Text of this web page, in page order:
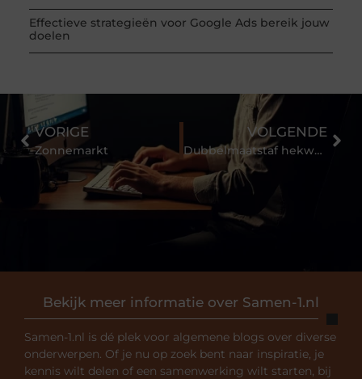
Effectieve strategieën voor Google Ads bereik jouw
doelen
Bekijk meer informatie over Samen-1.nl
Samen-1.nl is dé plek voor algemene blogs over diverse
onderwerpen. Of je nu op zoek bent naar inspiratie, je
kennis wilt delen of een samenwerking wilt starten, bij
VORIGE
Zonnemarkt
VOLGENDE
Dubbelmaatstaf hekwerk: oerdegelijk en talloze toepassingen!